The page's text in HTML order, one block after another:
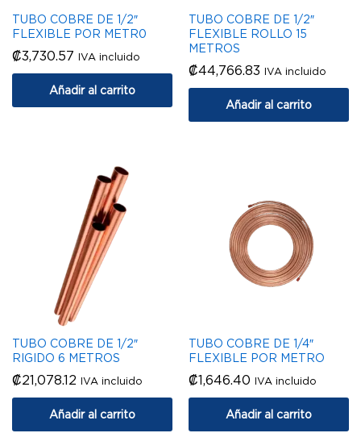
TUBO COBRE DE 1/2″
FLEXIBLE POR METR0
₡3,730.57 IVA incluido
Añadir al carrito
TUBO COBRE DE 1/2″
FLEXIBLE ROLLO 15
METROS
₡44,766.83 IVA incluido
Añadir al carrito
TUBO COBRE DE 1/2″
RIGIDO 6 METROS
₡21,078.12 IVA incluido
Añadir al carrito
TUBO COBRE DE 1/4″
FLEXIBLE POR METRO
₡1,646.40 IVA incluido
Añadir al carrito